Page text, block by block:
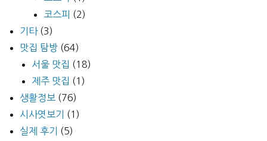
코스피 (2)
기타(3)
맛집 탐방 (64)
서울 맛집 (18)
제주 맛집 (1)
생활정보 (76)
시사엿보기
(1)
실제 후기
(5)